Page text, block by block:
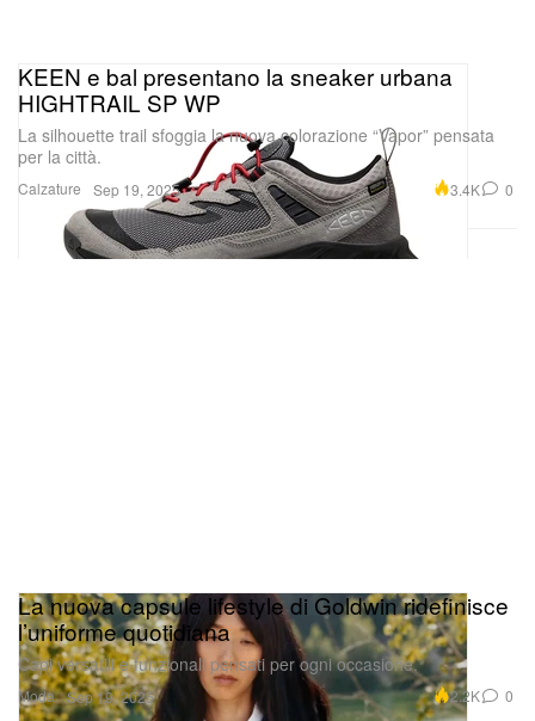
Calzature
KEEN e bal presentano la sneaker urbana
HIGHTRAIL SP WP
La silhouette trail sfoggia la nuova colorazione “Vapor” pensata
per la città.
Sep 19, 2025 3.4K 0
Moda
La nuova capsule lifestyle di Goldwin ridefinisce
l’uniforme quotidiana
Capi versatili e funzionali pensati per ogni occasione.
Sep 19, 2025 2.2K 0